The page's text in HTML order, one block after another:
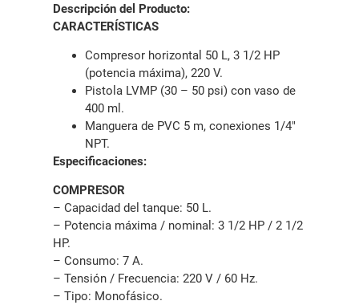
Descripción del Producto:
CARACTERÍSTICAS
Compresor horizontal 50 L, 3 1/2 HP
(potencia máxima), 220 V.
Pistola LVMP (30 – 50 psi) con vaso de
400 ml.
Manguera de PVC 5 m, conexiones 1/4″
NPT.
Especificaciones:
COMPRESOR
– Capacidad del tanque: 50 L.
– Potencia máxima / nominal: 3 1/2 HP / 2 1/2
HP.
– Consumo: 7 A.
– Tensión / Frecuencia: 220 V / 60 Hz.
– Tipo: Monofásico.